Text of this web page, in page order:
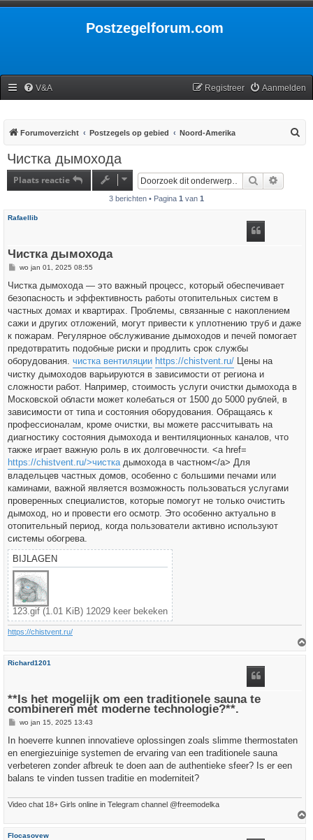
Postzegelforum.com
V&A Aanmelden
Registreer
Forumoverzicht Postzegels op gebied Noord-Amerika
Чистка дымохода
Plaats reactie Zoek
3 berichten • Pagina 1 van 1
Rafaellib
Чистка дымохода
B
r
c
h
wo jan 01, 2025 08:55
Чистка дымохода — это важный процесс, который обеспечивает
безопасность и эффективность работы отопительных систем в
частных домах и квартирах. Проблемы, связанные с накоплением
сажи и других отложений, могут привести к уплотнению труб и даже
к пожарам. Регулярное обслуживание дымоходов и печей помогает
предотвратить подобные риски и продлить срок службы
оборудования. чистка вентиляции https://chistvent.ru/ Цены на
чистку дымоходов варьируются в зависимости от региона и
сложности работ. Например, стоимость услуги очистки дымохода в
Московской области может колебаться от 1500 до 5000 рублей, в
зависимости от типа и состояния оборудования. Обращаясь к
профессионалам, кроме очистки, вы можете рассчитывать на
диагностику состояния дымохода и вентиляционных каналов, что
также играет важную роль в их долговечности. <a href=
https://chistvent.ru/>чисткадымохода в частном</a> Для
владельцев частных домов, особенно с большими печами или
каминами, важной является возможность пользоваться услугами
проверенных специалистов, которые помогут не только очистить
дымоход, но и провести его осмотр. Это особенно актуально в
отопительный период, когда пользователи активно используют
системы обогрева.
BIJLAGEN
123.gif (1.01 KiB) 12029 keer bekeken
https://chistvent.ru/
Richard1201
**Is het mogelijk om een traditionele sauna te
combineren met moderne technologie?**.
B
c
h
wo jan 15, 2025 13:43
In hoeverre kunnen innovatieve oplossingen zoals slimme thermostaten
en energiezuinige systemen de ervaring van een traditionele sauna
verbeteren zonder afbreuk te doen aan de authentieke sfeer? Is er een
balans te vinden tussen traditie en moderniteit?
Video chat 18+ Girls online in Telegram channel @freemodelka
Flocasovew